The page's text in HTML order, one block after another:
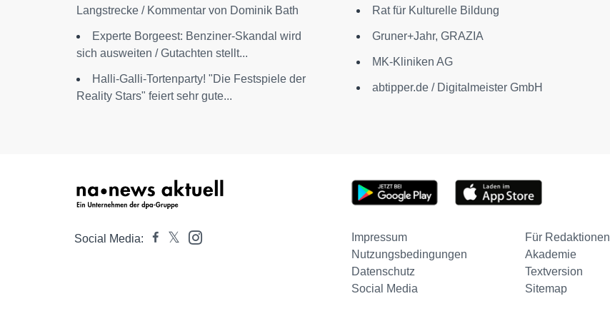
Langstrecke / Kommentar von Dominik Bath
Experte Borgeest: Benziner-Skandal wird
sich ausweiten / Gutachten stellt...
Halli-Galli-Tortenparty! "Die Festspiele der
Reality Stars" feiert sehr gute...
Rat für Kulturelle Bildung
Gruner+Jahr, GRAZIA
MK-Kliniken AG
abtipper.de / Digitalmeister GmbH
Social Media: Impressum Für Redaktionen
Nutzungsbedingungen
Akademie
Datenschutz
Textversion
Social Media
Sitemap